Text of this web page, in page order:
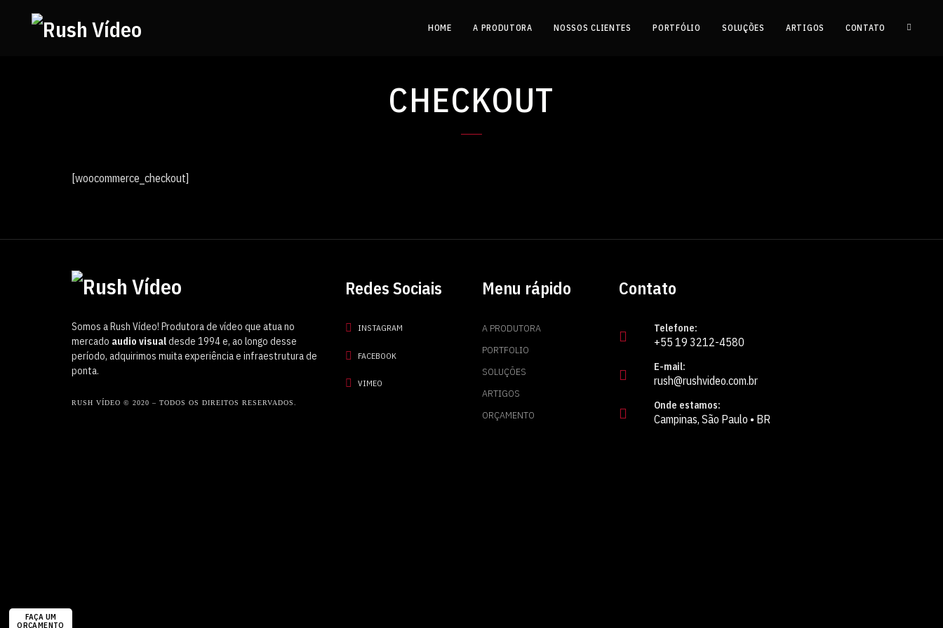
HOME A PRODUTORA NOSSOS CLIENTES PORTFÓLIO SOLUÇÕES ARTIGOS CONTATO
CHECKOUT
[woocommerce_checkout]
Somos a Rush Vídeo! Produtora de vídeo que atua no
mercado audio visualdesde 1994 e, ao longo desse
período, adquirimos muita experiência e infraestrutura de
ponta.
RUSH VÍDEO © 2020 – TODOS OS DIREITOS RESERVADOS.
Redes Sociais
INSTAGRAM
FACEBOOK
VIMEO
Menu rápido
A PRODUTORA
PORTFOLIO
SOLUÇÕES
ARTIGOS
ORÇAMENTO
Contato
Telefone:
+55 19 3212-4580
E-mail:
rush@rushvideo.com.br
Onde estamos:
Campinas, São Paulo • BR